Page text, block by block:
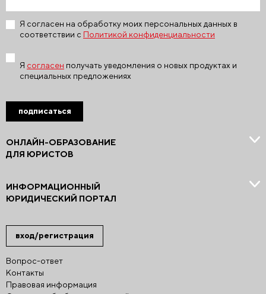
вход/регистрация
Вопрос-ответ
Контакты
Правовая информация
ОНЛАЙН-ОБРАЗОВАНИЕ
ДЛЯ ЮРИСТОВ
ИНФОРМАЦИОННЫЙ
ЮРИДИЧЕСКИЙ ПОРТАЛ
Я согласен на обработку моих персональных данных в
соответствии с Политикой конфиденциальности
Я согласен получать уведомления о новых продуктах и
специальных предложениях
подписаться